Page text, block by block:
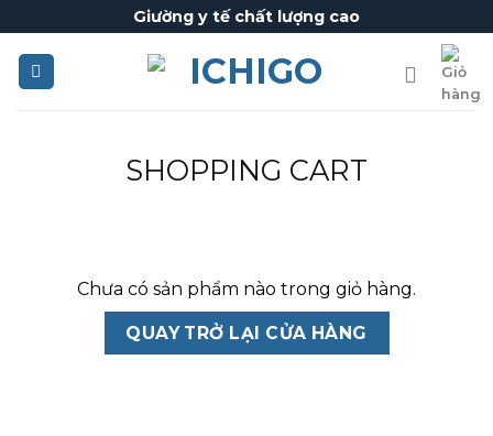
to
content
Giường y tế chất lượng cao
SHOPPING CART
Chưa có sản phẩm nào trong giỏ hàng.
QUAY TRỞ LẠI CỬA HÀNG